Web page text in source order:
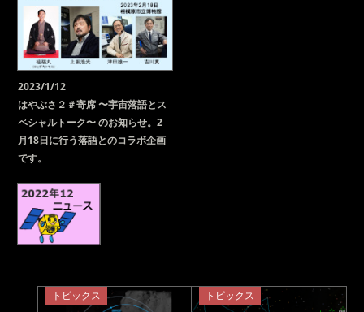
2023/1/12
はやぶさ２＃寄席 〜宇宙落語とス
ペシャルトーク〜 のお知らせ。2
月18日に行う落語とのコラボ企画
です。
トピックス トピックス